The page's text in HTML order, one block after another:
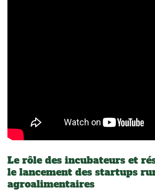
Le rôle des incubateurs et
le lancement des startups
agroalimentaires